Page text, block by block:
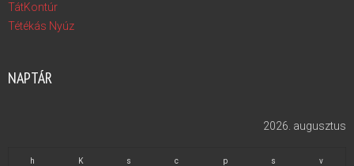
TátKontúr
Tétékás Nyúz
NAPTÁR
2026. augusztus
h K s c p s v